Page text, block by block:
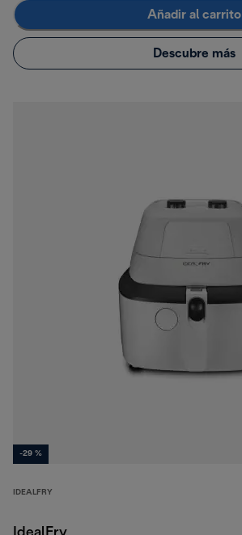
Añadir al carrito
Descubre más
-29 %
IDEALFRY